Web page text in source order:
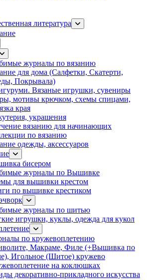
литература
журналы по вязанию
для дома (Салфетки, Скатерти,
Покрывала)
Вязаные игрушки, сувениры
мотивы крючком, схемы спицами,
края
украшения
вязанию для начинающих
по вязанию
одежды, аксессуаров
бисером
журналы по Вышивке
для вышивки крестом
по вышивке крестиком
журналы по шитью
игрушки, куклы, одежда для кукол
по кружевоплетению
Макраме, Филе (+Вышивка по
Игольное (Шитое) кружево
на коклюшках
декоративно-прикладного искусства